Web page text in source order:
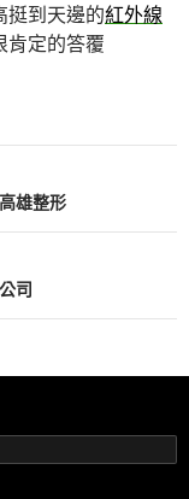
挺到天邊的紅外線
肯定的答覆
雄整形
司